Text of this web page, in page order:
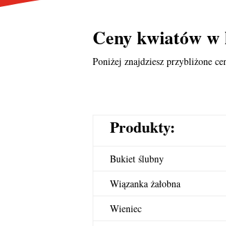
Ceny kwiatów
Poniżej znajdziesz przybliżone
Produkty:
Bukiet ślubny
Wiązanka żałobna
Wieniec